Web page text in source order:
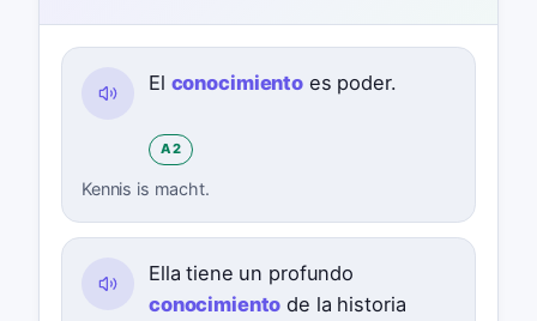
El conocimiento es poder.
A2
Kennis is macht.
Ella tiene un profundo
conocimiento de la historia